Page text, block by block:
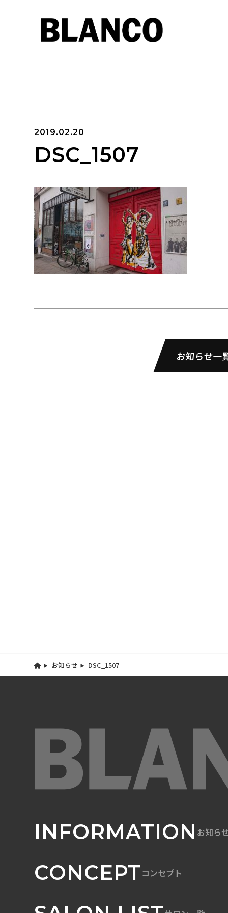
2019.02.20
DSC_1507
お知らせ一
お知らせ DSC_1507
INFORMATION お知ら
CONCEPTコンセプト